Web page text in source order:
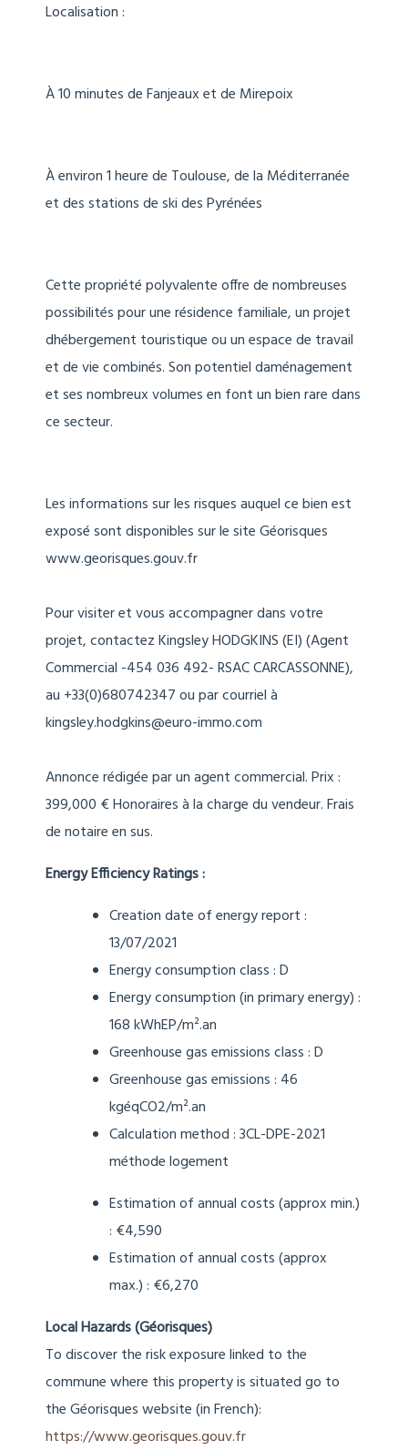
Localisation :
À 10 minutes de Fanjeaux et de Mirepoix
À environ 1 heure de Toulouse, de la Méditerranée
et des stations de ski des Pyrénées
Cette propriété polyvalente offre de nombreuses
possibilités pour une résidence familiale, un projet
dhébergement touristique ou un espace de travail
et de vie combinés. Son potentiel daménagement
et ses nombreux volumes en font un bien rare dans
ce secteur.
Les informations sur les risques auquel ce bien est
exposé sont disponibles sur le site Géorisques
www.georisques.gouv.fr
Pour visiter et vous accompagner dans votre
projet, contactez Kingsley HODGKINS (EI) (Agent
Commercial -454 036 492- RSAC CARCASSONNE),
au +33(0)680742347 ou par courriel à
kingsley.hodgkins@euro-immo.com
Annonce rédigée par un agent commercial. Prix :
399,000 € Honoraires à la charge du vendeur. Frais
de notaire en sus.
Energy Efficiency Ratings :
Creation date of energy report :
13/07/2021
Energy consumption class : D
Energy consumption (in primary energy) :
168 kWhEP/m².an
Greenhouse gas emissions class : D
Greenhouse gas emissions : 46
kgéqCO2/m².an
Calculation method :3CL-DPE-2021
méthode logement
Estimation of annual costs (approx min.)
: €4,590
Estimation of annual costs (approx
max.) : €6,270
Local Hazards (Géorisques)
To discover the risk exposure linked to the
commune where this property is situated go to
the Géorisques website (in French):
https://www.georisques.gouv.fr